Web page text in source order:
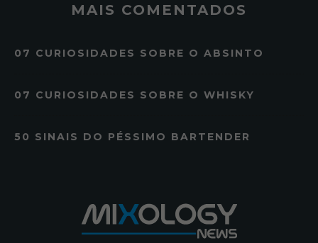
MAIS COMENTADOS
07 CURIOSIDADES SOBRE O ABSINTO
07 CURIOSIDADES SOBRE O WHISKY
50 SINAIS DO PÉSSIMO BARTENDER